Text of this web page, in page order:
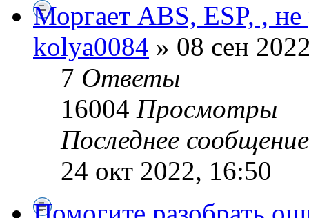
Моргает ABS, ESP, , не
kolya0084 » 08 сен
7 Ответы
16004 Просмотры
Последнее
24 окт 2022, 16:50